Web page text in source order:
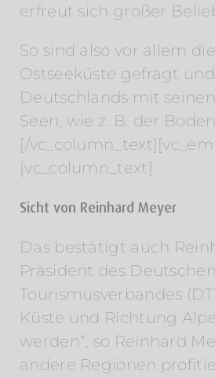
erfreut sich großer
So sind also vor allem
Ostseeküste gefragt
Deutschlands mit
Seen, wie z. B. der
[/
[vc_column_text]
Sicht von Reinhard Meyer
Das bestätigt auch
Präsident des Deutschen
Tourismusverbandes
Küste und Richtung
werden“, so Reinhard
andere Regionen